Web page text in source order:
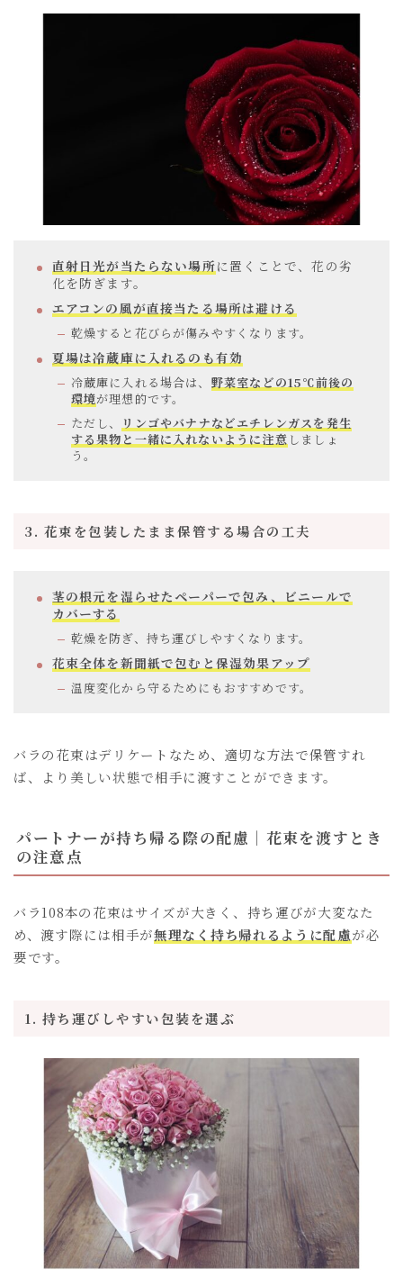
直射日光が当たらない場所に置くことで、花の劣
化を防ぎます。
エアコンの風が直接当たる場所は避ける
乾燥すると花びらが傷みやすくなります。
夏場は冷蔵庫に入れるのも有効
冷蔵庫に入れる場合は、 野菜室などの15℃前後の
環境が理想的です。
ただし、
リンゴやバナナなどエチレンガスを発生
する果物と一緒に入れないように注意 しましょ
う。
3. 花束を包装したまま保管する場合の工夫
茎の根元を湿らせたペーパーで包み、ビニールで
カバーする
乾燥を防ぎ、持ち運びしやすくなります。
花束全体を新聞紙で包むと保湿効果アップ
温度変化から守るためにもおすすめです。
バラの花束はデリケートなため、適切な方法で保管すれ
ば、より美しい状態で相手に渡すことができます。
パートナーが持ち帰る際の配慮｜花束を渡すとき
の注意点
バラ108本の花束はサイズが大きく、持ち運びが大変なた
め、渡す際には相手が無理なく持ち帰れるように配慮が必
要です。
1. 持ち運びしやすい包装を選ぶ